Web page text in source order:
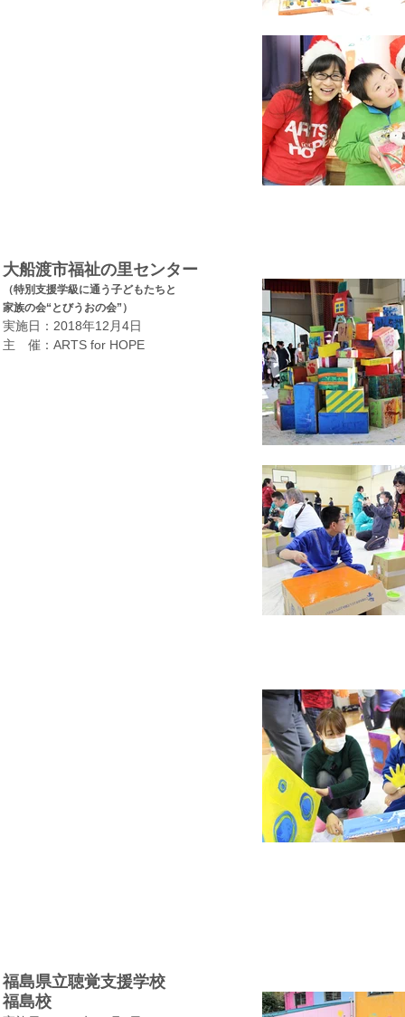
大船渡市福祉の里センター
（特別支援学級に通う子どもたちと
家族の会“とびうおの会”）
実施日：2018年12月4日
​主 催：ARTS for HOPE
福島県立聴覚支援学校
福島校